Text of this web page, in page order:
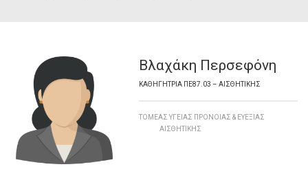
Βλαχάκη Περσεφόνη
ΚΑΘΗΓΉΤΡΙΑ ΠΕ87.03 – ΑΙΣΘΗΤΙΚΉΣ
ΤΟΜΈΑΣ ΥΓΕΊΑΣ ΠΡΌΝΟΙΑΣ & ΕΥΕΞΊΑΣ
ΑΙΣΘΗΤΙΚΉΣ